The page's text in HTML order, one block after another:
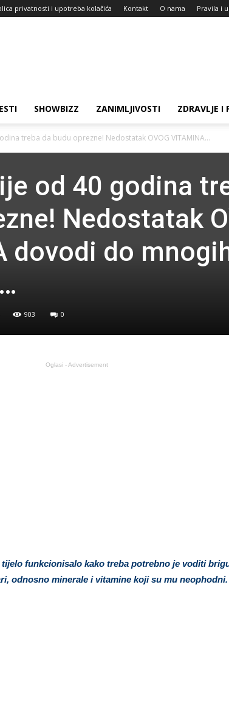
privatnosti i upotreba kolačića Kontakt O nama Pravila i
SHOWBIZZ ZANIMLJIVOSTI ZDRAVLJE I
treba da budu oprezne! Nedostatak OVOG VITAMINA...
od 40 godina
Nedostatak
dovodi do
903 0
Oglasi - Advertisement
funkcionisalo kako treba potrebno je voditi
odnosno minerale i vitamine koji su mu neophodni.